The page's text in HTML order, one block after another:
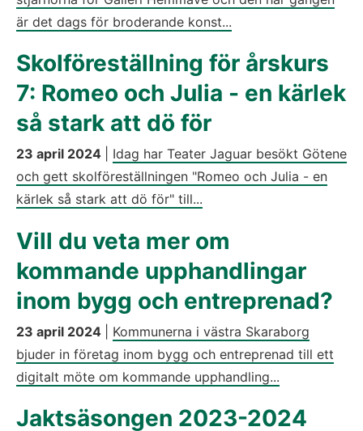
är det dags för broderande konst...
Skolföreställning för årskurs
7: Romeo och Julia - en kärlek
så stark att dö för
23 april 2024
Idag har Teater Jaguar besökt Götene
och gett skolföreställningen "Romeo och Julia - en
kärlek så stark att dö för" till...
Vill du veta mer om
kommande upphandlingar
inom bygg och entreprenad?
23 april 2024
Kommunerna i västra Skaraborg
bjuder in företag inom bygg och entreprenad till ett
digitalt möte om kommande upphandling...
Jaktsäsongen 2023-2024